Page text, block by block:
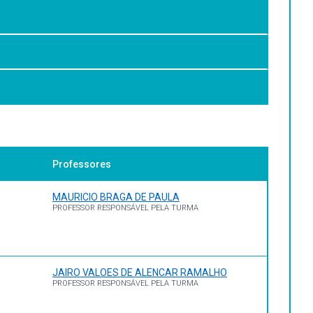
que podem ser modelados matematicamente.
E-book.
Professores
MAURICIO BRAGA DE PAULA
PROFESSOR RESPONSÁVEL PELA TURMA
JAIRO VALOES DE ALENCAR RAMALHO
PROFESSOR RESPONSÁVEL PELA TURMA